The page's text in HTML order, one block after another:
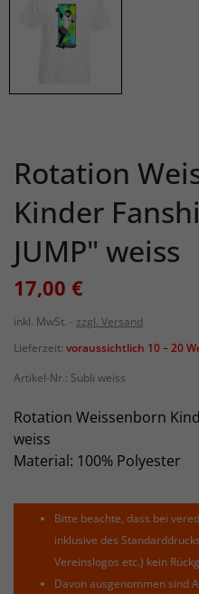
Rotation
Kinder
JUMP" weiss
17,00 €
inkl. MwSt.
zzgl. Versand
Lieferzeit: voraussichtlich 10 – 20
Artikel-Nr.: Subli weiss
Rotation Weissenborn
weiss
Material: 100% Polyester
Bitte beachte, dass bei
inklusive des
Vereinslogos etc.) kein
Davon ausgenommen sind